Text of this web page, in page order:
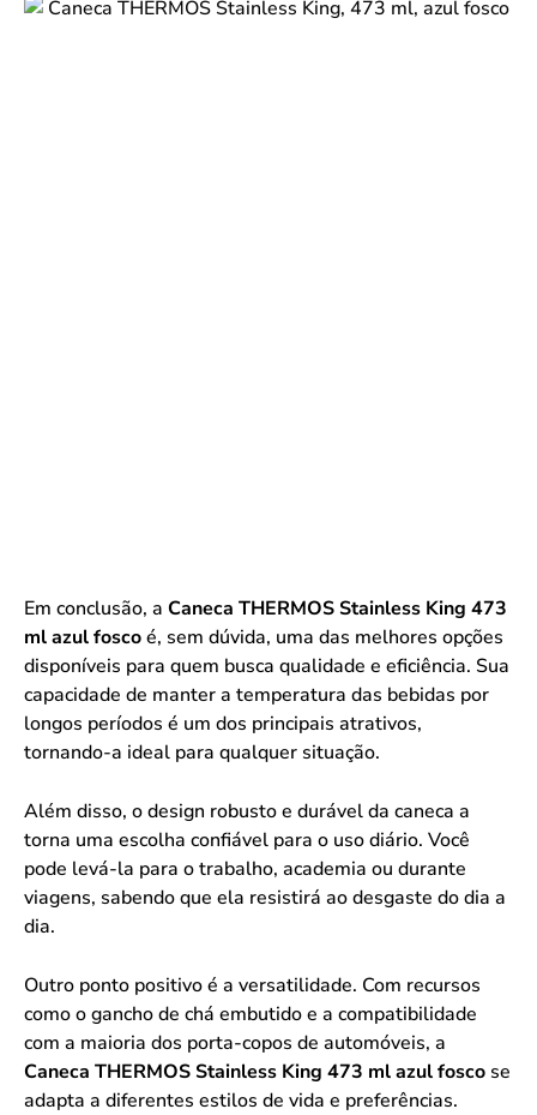
Em conclusão, a Caneca THERMOS Stainless King 473
ml azul foscoé, sem dúvida, uma das melhores opções
disponíveis para quem busca qualidade e eficiência. Sua
capacidade de manter a temperatura das bebidas por
longos períodos é um dos principais atrativos,
tornando-a ideal para qualquer situação.
Além disso, o design robusto e durável da caneca a
torna uma escolha confiável para o uso diário. Você
pode levá-la para o trabalho, academia ou durante
viagens, sabendo que ela resistirá ao desgaste do dia a
dia.
Outro ponto positivo é a versatilidade. Com recursos
como o gancho de chá embutido e a compatibilidade
com a maioria dos porta-copos de automóveis, a
Caneca THERMOS Stainless King 473 ml azul fosco se
adapta a diferentes estilos de vida e preferências.